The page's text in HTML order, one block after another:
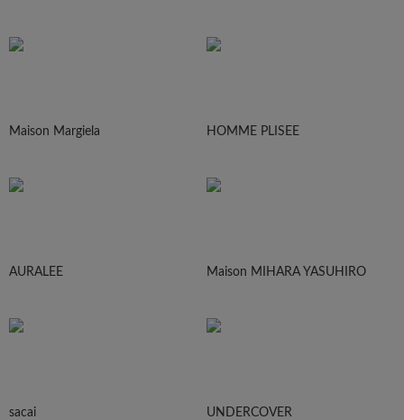
Maison Margiela HOMME PLISEE
AURALEE Maison MIHARA YASUHIRO
sacai UNDERCOVER